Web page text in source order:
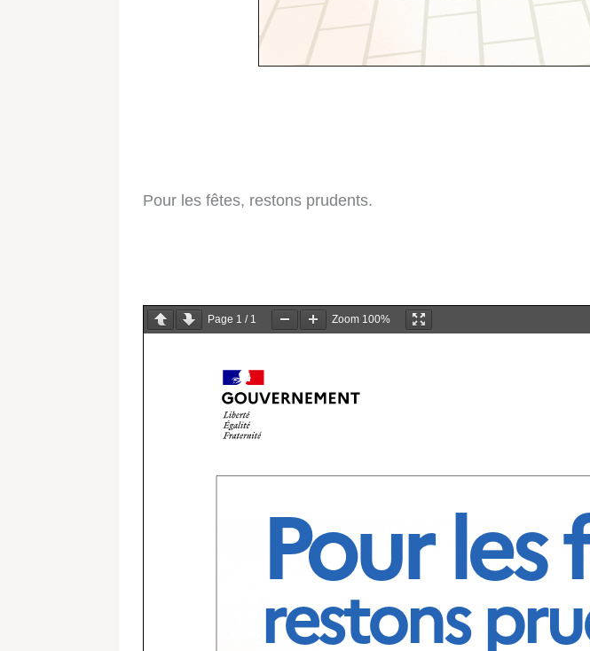
Pour les fêtes, restons prudents.
Page 1 / 1 Zoom 100%
Pour les
restons